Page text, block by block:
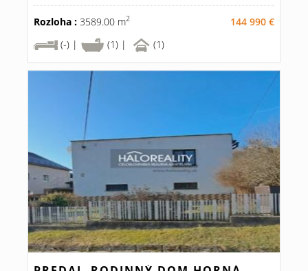
Rozloha : 3589.00 m2
144 990 €
(-) |
(1) | (1)